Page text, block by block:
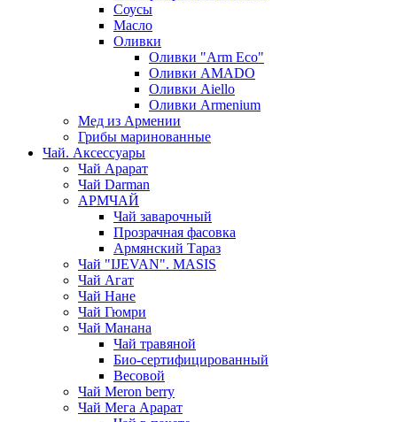
Соусы
Масло
Оливки
Оливки "Arm Eco"
Оливки AMADO
Оливки Aiello
Оливки Armenium
Мед из Армении
Грибы маринованные
Чай. Аксессуары
Чай Арарат
Чай Darman
АРМЧАЙ
Чай заварочный
Прозрачная фасовка
Армянский Тараз
Чай "IJEVAN". MASIS
Чай Агат
Чай Нане
Чай Гюмри
Чай Манана
Чай травяной
Био-сертифицированный
Весовой
Чай Meron berry
Чай Мега Арарат